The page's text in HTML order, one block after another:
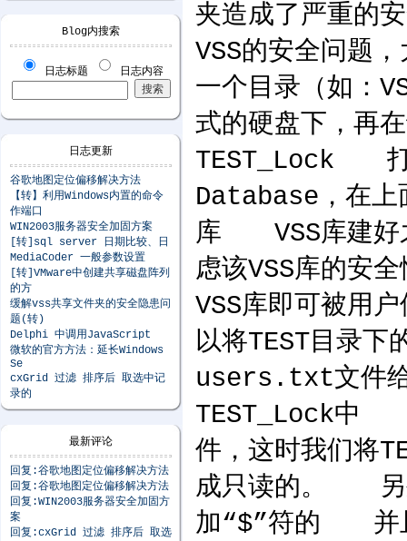
Blog内搜索
日志标题 日志内容
日志更新
谷歌地图定位偏移解决方法
【转】利用Windows内置的命令
作端口
WIN2003服务器安全加固方案
[转]sql server 日期比较、日
MediaCoder 一般参数设置
[转]VMware中创建共享磁盘阵列
的方
缓解vss共享文件夹的安全隐患问
题(转)
Delphi 中调用JavaScript
微软的官方方法：延长Windows
Se
cxGrid 过滤 排序后 取选中记
录的
最新评论
回复:谷歌地图定位偏移解决方法
回复:谷歌地图定位偏移解决方法
回复:WIN2003服务器安全加固方
案
回复:cxGrid 过滤 排序后 取选
夹造成了严重的
VSS的安全问题
一个目录（如：
式的硬盘下，再
TEST_Lock 打
Database，在上
库 VSS库建好
虑该VSS库的安
VSS库即可被用
以将TEST目录
users.txt文件给
TEST_Lock中
件，这时我们将
成只读的。 另
加“$”符的 并且